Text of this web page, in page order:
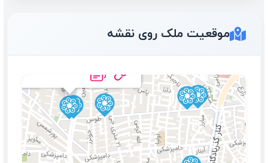
موقعیت ملک روی نقشه۹۵متری_دوخواب_فول
امکانات_طوس